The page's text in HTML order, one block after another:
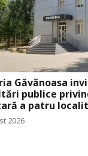
Găvănoasa
publice
a patru
2026